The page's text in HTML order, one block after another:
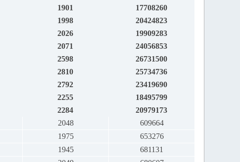
1901
17708260
1998
20424823
2026
19909283
2071
24056853
2598
26731500
2810
25734736
2792
23419690
2255
18495799
2284
20979173
2048
609664
1975
653276
1945
681131